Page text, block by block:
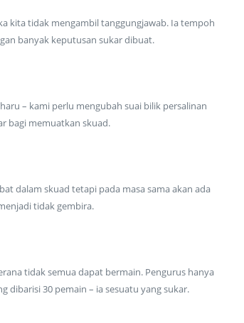
kita tidak mengambil tanggungjawab. Ia tempoh
banyak keputusan sukar dibuat.
– kami perlu mengubah suai bilik persalinan
bagi memuatkan skuad.
dalam skuad tetapi pada masa sama akan ada
tidak gembira.
tidak semua dapat bermain. Pengurus hanya
dibarisi 30 pemain – ia sesuatu yang sukar.